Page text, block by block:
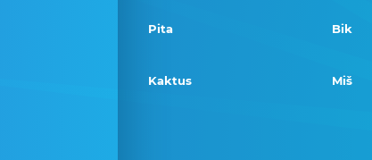
Pita Bik
Kaktus Miš